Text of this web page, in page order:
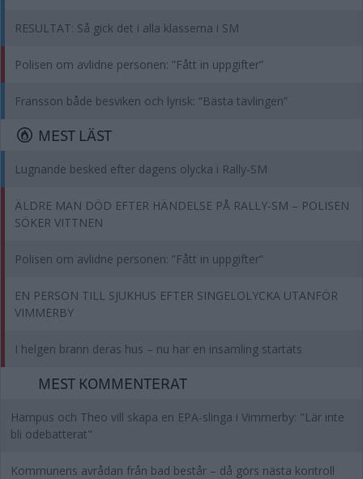
RESULTAT: Så gick det i alla klasserna i SM
Polisen om avlidne personen: ”Fått in uppgifter”
Fransson både besviken och lyrisk: ”Bästa tävlingen”
MEST LÄST
Lugnande besked efter dagens olycka i Rally-SM
ÄLDRE MAN DÖD EFTER HÄNDELSE PÅ RALLY-SM – POLISEN
SÖKER VITTNEN
Polisen om avlidne personen: ”Fått in uppgifter”
EN PERSON TILL SJUKHUS EFTER SINGELOLYCKA UTANFÖR
VIMMERBY
I helgen brann deras hus – nu har en insamling startats
MEST KOMMENTERAT
Hampus och Theo vill skapa en EPA-slinga i Vimmerby: "Lär inte
bli odebatterat"
Kommunens avrådan från bad består – då görs nästa kontroll